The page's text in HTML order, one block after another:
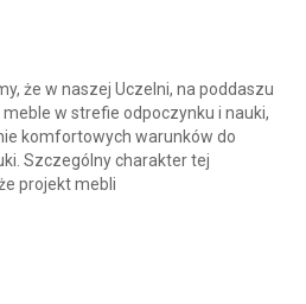
że w naszej Uczelni, na poddaszu
w strefie odpoczynku i nauki,
komfortowych warunków do
Szczególny charakter tej
projekt mebli